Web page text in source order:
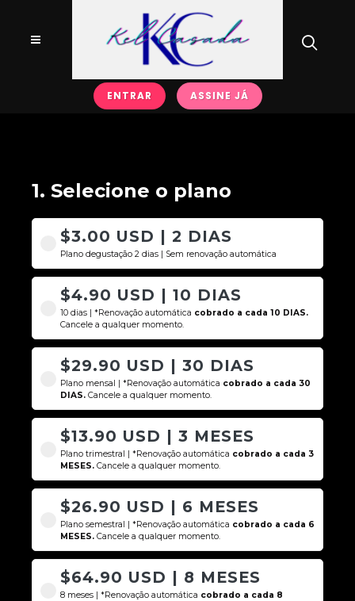
ENTRAR ASSINE JÁ
1. Selecione o plano
$3.00 USD | 2 DIAS
Plano degustação 2 dias | Sem renovação automática
$4.90 USD | 10 DIAS
10 dias | *Renovação automática cobrado a cada 10 DIAS.
Cancele a qualquer momento.
$29.90 USD | 30 DIAS
Plano mensal | *Renovação automática cobrado a cada 30
DIAS. Cancele a qualquer momento.
$13.90 USD | 3 MESES
Plano trimestral | *Renovação automática cobrado a cada 3
MESES. Cancele a qualquer momento.
$26.90 USD | 6 MESES
Plano semestral | *Renovação automática cobrado a cada 6
MESES. Cancele a qualquer momento.
$64.90 USD | 8 MESES
8 meses | *Renovação automática cobrado a cada 8